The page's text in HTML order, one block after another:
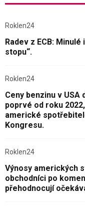
Roklen24
Radev z ECB:
stopu“.
Roklen24
Ceny benzinu v
poprvé od roku
americké
Kongresu.
Roklen24
Výnosy amerických
obchodníci po
přehodnocují